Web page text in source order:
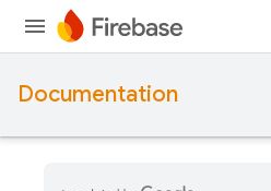
Documentation